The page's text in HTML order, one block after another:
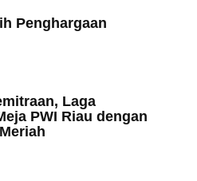
Penghargaan
Laga
PWI Riau dengan